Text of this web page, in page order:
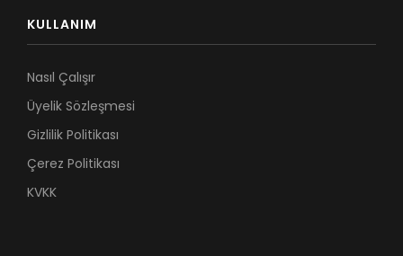
KULLANIM
Nasıl Çalışır
Üyelik Sözleşmesi
Gizlilik Politikası
Çerez Politikası
KVKK